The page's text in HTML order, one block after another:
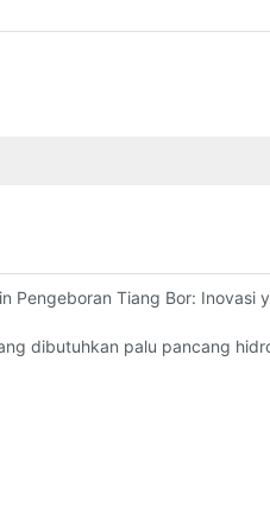
Pengeboran Tiang Bor: Inovasi
dibutuhkan palu pancang